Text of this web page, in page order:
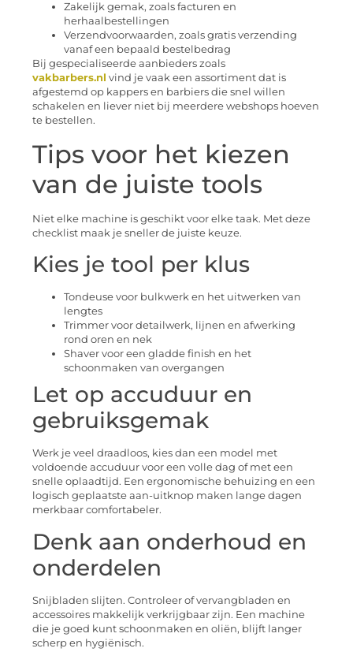
Zakelijk gemak, zoals facturen en
herhaalbestellingen
Verzendvoorwaarden, zoals gratis verzending
vanaf een bepaald bestelbedrag
Bij gespecialiseerde aanbieders zoals
vakbarbers.nl vind je vaak een assortiment dat is
afgestemd op kappers en barbiers die snel willen
schakelen en liever niet bij meerdere webshops hoeven
te bestellen.
Tips voor het kiezen
van de juiste tools
Niet elke machine is geschikt voor elke taak. Met deze
checklist maak je sneller de juiste keuze.
Kies je tool per klus
Tondeuse voor bulkwerk en het uitwerken van
lengtes
Trimmer voor detailwerk, lijnen en afwerking
rond oren en nek
Shaver voor een gladde finish en het
schoonmaken van overgangen
Let op accuduur en
gebruiksgemak
Werk je veel draadloos, kies dan een model met
voldoende accuduur voor een volle dag of met een
snelle oplaadtijd. Een ergonomische behuizing en een
logisch geplaatste aan-uitknop maken lange dagen
merkbaar comfortabeler.
Denk aan onderhoud en
onderdelen
Snijbladen slijten. Controleer of vervangbladen en
accessoires makkelijk verkrijgbaar zijn. Een machine
die je goed kunt schoonmaken en oliën, blijft langer
scherp en hygiënisch.